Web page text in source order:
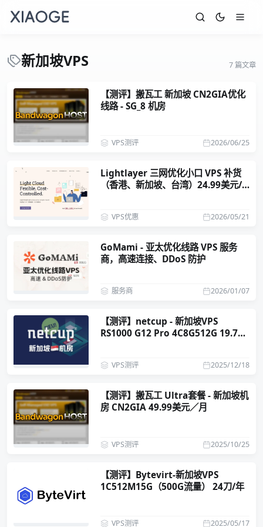
新加坡VPS 7 篇文章
【测评】搬瓦工 新加坡 CN2GIA优化
线路 - SG_8 机房
2026/06/25
VPS测评
Lightlayer 三网优化小口 VPS 补货
（香港、新加坡、台湾）24.99美元/
2026/05/21
VPS优惠
GoMami - 亚太优化线路 VPS 服务
商，高速连接、DDoS 防护
2026/01/07
服务商
【测评】netcup - 新加坡VPS
RS1000 G12 Pro 4C8G512G 19.73
2025/12/18
VPS测评
【测评】搬瓦工 Ultra套餐 - 新加坡机
房 CN2GIA 49.99美元／月
2025/10/25
VPS测评
【测评】Bytevirt-新加坡VPS
1C512M15G（500G流量） 24刀/年
2025/05/17
VPS测评